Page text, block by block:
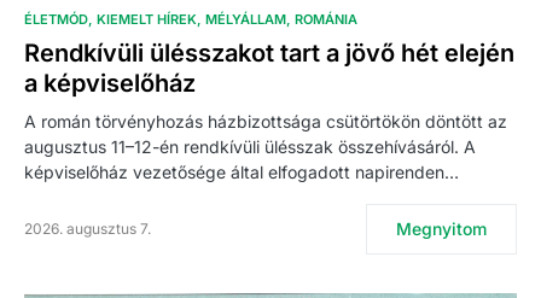
ÉLETMÓD KIEMELT HÍREK MÉLYÁLLAM ROMÁNIA
Rendkívüli ülésszakot tart a jövő hét elején
a képviselőház
A román törvényhozás házbizottsága csütörtökön döntött az
augusztus 11–12-én rendkívüli ülésszak összehívásáról. A
képviselőház vezetősége által elfogadott napirenden…
2026. augusztus 7. Megnyitom